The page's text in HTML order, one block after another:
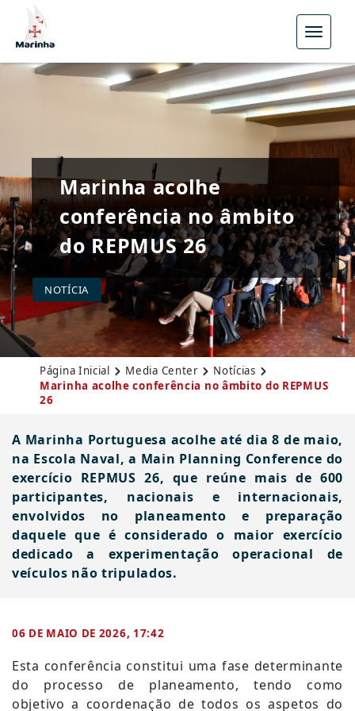
Menu
Marinha acolhe
conferência no âmbito
do REPMUS 26
NOTÍCIA
Página Inicial Media Center
Notícias
Marinha acolhe conferência no âmbito do REPMUS
26
A Marinha Portuguesa acolhe até dia 8 de maio,
na Escola Naval, a Main Planning Conference do
exercício REPMUS 26, que reúne mais de 600
participantes, nacionais e internacionais,
envolvidos no planeamento e preparação
daquele que é considerado o maior exercício
dedicado a experimentação operacional de
veículos não tripulados.
06 DE MAIO DE 2026, 17:42
​​​​Esta conferência constitui uma fase determinante
do processo de planeamento, tendo como
objetivo a coordenação de todos os aspetos do